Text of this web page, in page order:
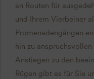
an Routen für
und Ihrem Vierbeiner
Promenadengängen
hin zu
Anstiegen zu den
Rügen gibt es für Sie